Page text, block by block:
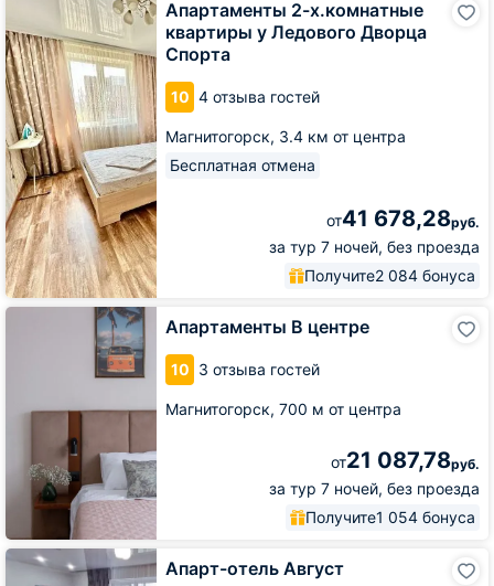
Апартаменты 2-х.комнатные
квартиры у Ледового Дворца
Спорта
10 4 отзыва гостей
Магнитогорск, 3.4 км от центра
Бесплатная отмена
от41 678,28руб.
за тур 7 ночей, без проезда
Получите2 084 бонуса
х.комнатные
квартиры
у
Ледового
Дворца
Спорта
Апартаменты В центре
10 3 отзыва гостей
Магнитогорск, 700 м от центра
от21 087,78руб.
за тур 7 ночей, без проезда
Получите1 054 бонуса
Апартаменты
Апарт-отель Август
Апарт-
отель